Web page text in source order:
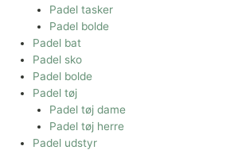
Padel tasker
Padel bolde
Padel bat
Padel sko
Padel bolde
Padel tøj
Padel tøj dame
Padel tøj herre
Padel udstyr